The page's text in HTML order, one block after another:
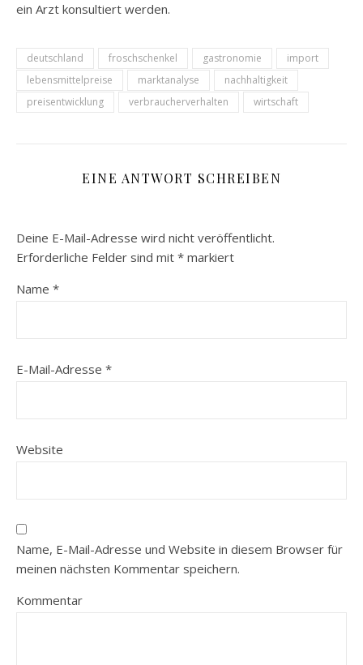
ein Arzt konsultiert werden.
deutschland froschschenkel gastronomie
import
lebensmittelpreise
marktanalyse
nachhaltigkeit
preisentwicklung
verbraucherverhalten wirtschaft
EINE ANTWORT SCHREIBEN
Deine E-Mail-Adresse wird nicht veröffentlicht.
Erforderliche Felder sind mit * markiert
Name *
E-Mail-Adresse *
Website
Name, E-Mail-Adresse und Website in diesem Browser für
meinen nächsten Kommentar speichern.
Kommentar